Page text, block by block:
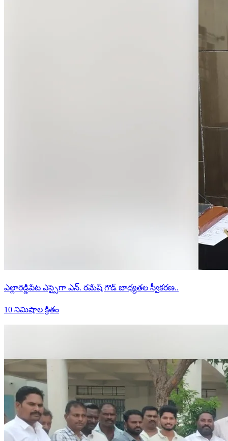
ఎల్లారెడ్డిపేట ఎస్సైగా ఎన్. రమేష్ గౌడ్ బాధ్యతల స్వీకరణ..
10 నిమిషాల క్రితం